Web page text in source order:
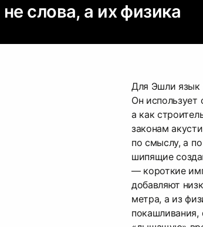
слова, а их физика
Для Эшли язык
Он использует
а как
законам
по смыслу, а
шипящие
— короткие
добавляют
метра, а из
покашливания,